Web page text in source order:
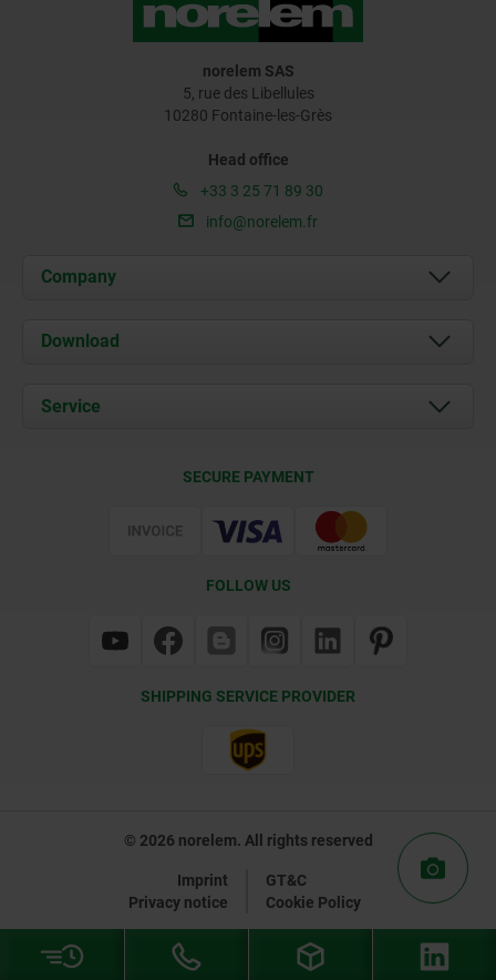
norelem SAS
5, rue des Libellules
10280 Fontaine-les-Grès
Head office
+33 3 25 71 89 30
info@norelem.fr
Company
About us
Contact
Download
Service
SECURE PAYMENT
FOLLOW US
SHIPPING SERVICE PROVIDER
© 2026 norelem. All rights reserved
Imprint
GT&C
Privacy notice
Cookie Policy